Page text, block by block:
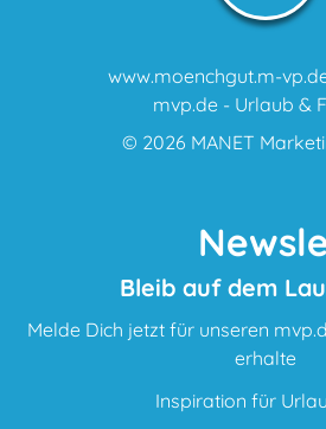
www.moenchgut.m-
mvp.de - Urlaub &
© 2026 MANET
Bleib auf dem
Melde Dich jetzt für unseren
erhalte
Inspiration für